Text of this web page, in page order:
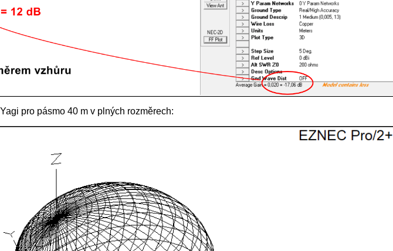
pro pásmo 40 m v plných rozměrech: